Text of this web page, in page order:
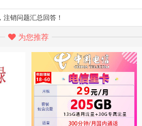
注销问题汇总回答！
活将会导致黑名单，请需要的下单办理！
不再支持微信内打开登录，请用浏览器内打开登录，新用户注册联系客服微信79732816
为您推荐